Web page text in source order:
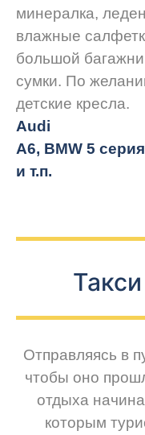
минералка,
влажные
большой
сумки. По
детские кресла.
Audi
A6, BMW 5
и т.п.
Отправляясь в
чтобы оно
отдыха
которым